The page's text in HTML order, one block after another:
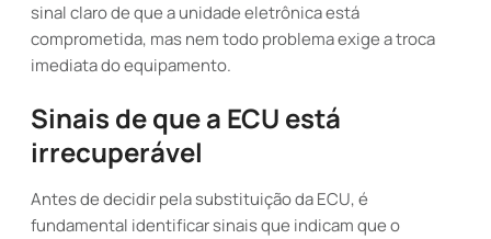
sinal claro de que a unidade eletrônica está
comprometida, mas nem todo problema exige a troca
imediata do equipamento.
Sinais de que a ECU está
irrecuperável
Antes de decidir pela substituição da ECU, é
fundamental identificar sinais que indicam que o